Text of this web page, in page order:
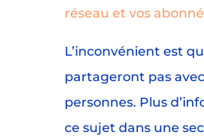
réseau et vos
L’inconvénient est
partageront pas avec
personnes. Plus
ce sujet dans une